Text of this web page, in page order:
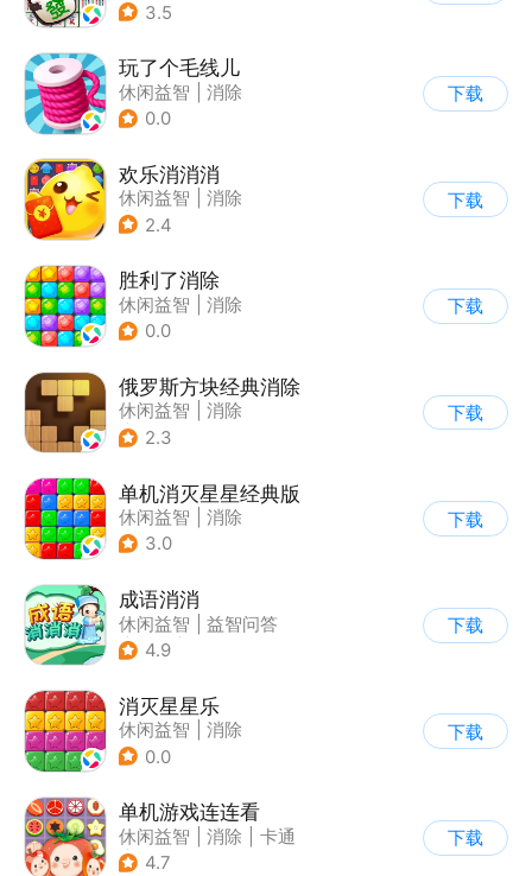
3.5
玩了个毛线儿
休闲益智
消除
0.0
下载
欢乐消消消
休闲益智
消除
| 积分网赚
2.4
下载
胜利了消除
休闲益智
消除
0.0
下载
俄罗斯方块经典消除
休闲益智
消除
| 俄罗斯方块
2.3
下载
单机消灭星星经典版
休闲益智
消除
3.0
下载
成语消消
休闲益智
益智问答
| 成语
4.9
下载
消灭星星乐
休闲益智
消除
0.0
下载
单机游戏连连看
休闲益智 消除
卡通
| 创新品类
4.7
下载